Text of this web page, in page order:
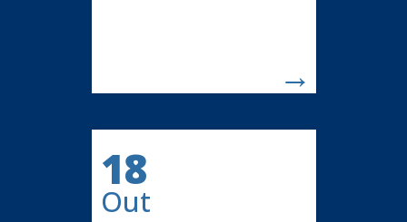
→
18
Out